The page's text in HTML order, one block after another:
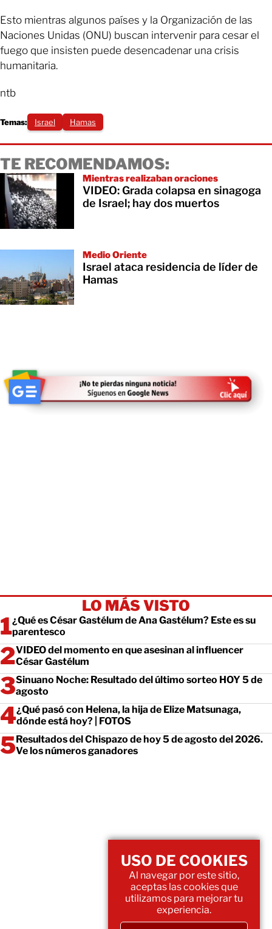
Esto mientras algunos países y la Organización de las
Naciones Unidas (ONU) buscan intervenir para cesar el
fuego que insisten puede desencadenar una crisis
humanitaria.
ntb
Temas: Israel Hamas
TE RECOMENDAMOS:
Mientras realizaban oraciones
VIDEO: Grada colapsa en sinagoga
de Israel; hay dos muertos
Medio Oriente
Israel ataca residencia de líder de
Hamas
LO MÁS VISTO
¿Qué es César Gastélum de Ana Gastélum? Este es su
parentesco
VIDEO del momento en que asesinan al influencer
César Gastélum
Sinuano Noche: Resultado del último sorteo HOY 5 de
agosto
¿Qué pasó con Helena, la hija de Elize Matsunaga,
dónde está hoy? | FOTOS
Resultados del Chispazo de hoy 5 de agosto del 2026.
Ve los números ganadores
USO DE COOKIES
Al navegar por este sitio,
aceptas las cookies que
utilizamos para mejorar tu
experiencia.